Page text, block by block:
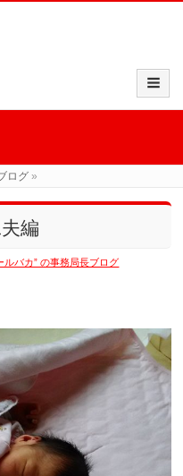
ログ »
編
ルバカ” の事務局長ブログ